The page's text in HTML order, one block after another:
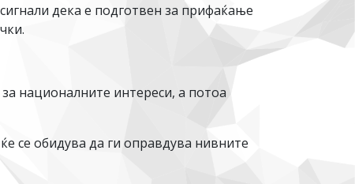
дека е подготвен за прифаќање
националните интереси, а потоа
се обидува да ги оправдува нивните